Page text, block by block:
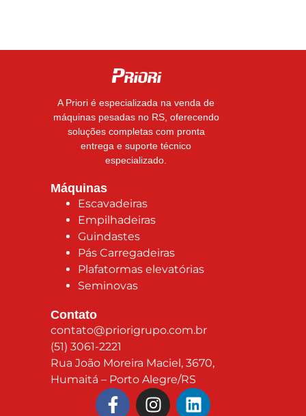
A Priori é especializada na venda de
máquinas pesadas no RS, oferecendo
soluções completas com pronta
entrega e suporte técnico
especializado.
Máquinas
Escavadeiras
Empilhadeiras
Guindastes
Pás Carregadeiras
Plafatormas elevatórias
Seminovas
Contato
contato@priorigrupo.com.br
(51) 3061-2221
Rua João Moreira Maciel, 3670,
Humaitá – Porto Alegre/RS